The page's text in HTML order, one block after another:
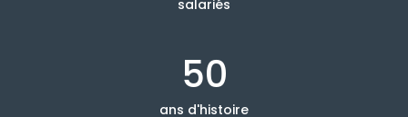
salariés
50
ans d'histoire